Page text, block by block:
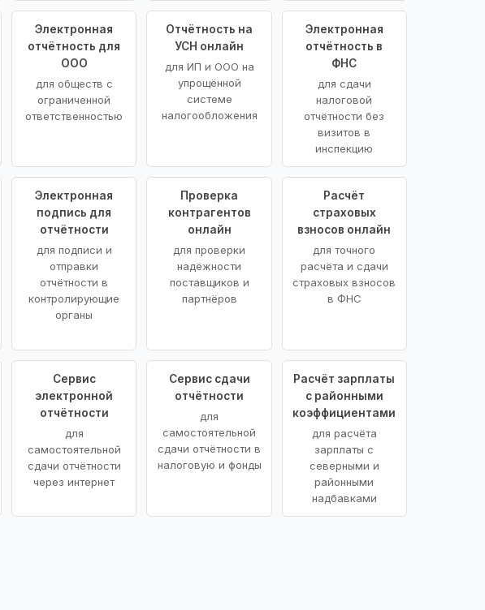
Электронная
отчётность для
ООО
для обществ с
ограниченной
ответственностью
Отчётность на
УСН онлайн
для ИП и ООО на
упрощённой
системе
налогообложения
Электронная
отчётность в
ФНС
для сдачи
налоговой
отчётности без
визитов в
инспекцию
Электронная
подпись для
отчётности
для подписи и
отправки
отчётности в
контролирующие
органы
Проверка
контрагентов
онлайн
для проверки
надёжности
поставщиков и
партнёров
Расчёт
страховых
взносов онлайн
для точного
расчёта и сдачи
страховых взносов
в ФНС
Сервис
электронной
отчётности
для
самостоятельной
сдачи отчётности
через интернет
Сервис сдачи
отчётности
для
самостоятельной
сдачи отчётности в
налоговую и фонды
Расчёт зарплаты
с районными
коэффициентами
для расчёта
зарплаты с
северными и
районными
надбавками